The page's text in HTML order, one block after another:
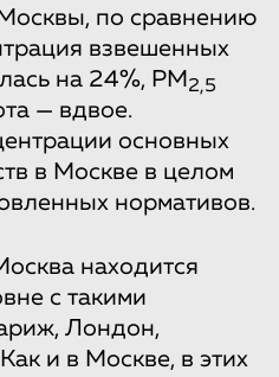
по сравнению
взвешенных
на 24%, РМ 2,5
— вдвое.
основных
в Москве в целом
нормативов.
находится
с такими
Лондон,
и в Москве, в этих